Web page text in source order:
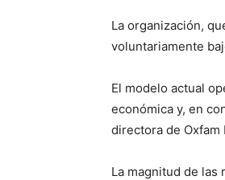
La organización,
voluntariamente
El modelo actual
económica y, en
directora de Oxfam
La magnitud de las